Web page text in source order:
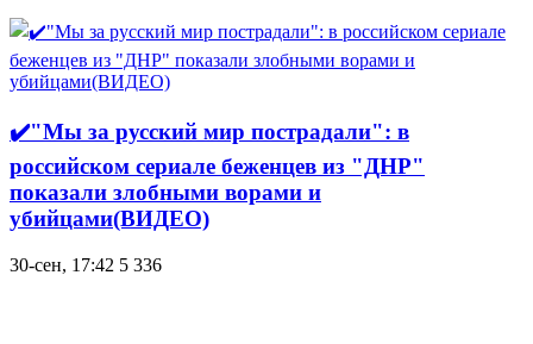
✔️"Мы за русский мир пострадали": в
российском сериале беженцев из "ДНР"
показали злобными ворами и
убийцами(ВИДЕО)
30-сен, 17:42 5 336